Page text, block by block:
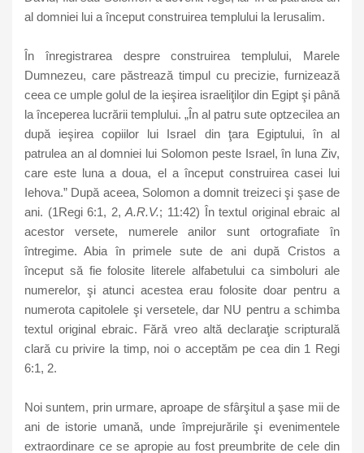
al domniei lui a început construirea templului la Ierusalim.
În înregistrarea despre construirea templului, Marele
Dumnezeu, care păstrează timpul cu precizie, furnizează
ceea ce umple golul de la ieşirea israeliţilor din Egipt şi până
la începerea lucrării templului. „În al patru sute optzecilea an
după ieşirea copiilor lui Israel din ţara Egiptului, în al
patrulea an al domniei lui Solomon peste Israel, în luna Ziv,
care este luna a doua, el a început construirea casei lui
Iehova.” După aceea, Solomon a domnit treizeci şi şase de
ani. (1Regi 6:1, 2,A.R.V.; 11:42) În textul original ebraic al
acestor versete, numerele anilor sunt ortografiate în
întregime. Abia în primele sute de ani după Cristos a
început să fie folosite literele alfabetului ca simboluri ale
numerelor, şi atunci acestea erau folosite doar pentru a
numerota capitolele şi versetele, dar NU pentru a schimba
textul original ebraic. Fără vreo altă declaraţie scripturală
clară cu privire la timp, noi o acceptăm pe cea din 1 Regi
6:1, 2.
Noi suntem, prin urmare, aproape de sfârşitul a şase mii de
ani de istorie umană, unde împrejurările şi evenimentele
extraordinare ce se apropie au fost preumbrite de cele din